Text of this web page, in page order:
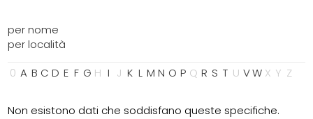
per nome
per località
0 A B C D E F G H I J K L M N O P Q R S T U VW X Y Z
Non esistono dati che soddisfano queste specifiche.